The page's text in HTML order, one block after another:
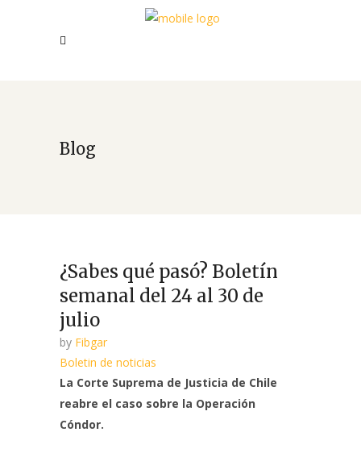
Blog
¿Sabes qué pasó? Boletín
semanal del 24 al 30 de
julio
by Fibgar
Boletin de noticias
La Corte Suprema de Justicia de Chile
reabre el caso sobre la Operación
Cóndor.